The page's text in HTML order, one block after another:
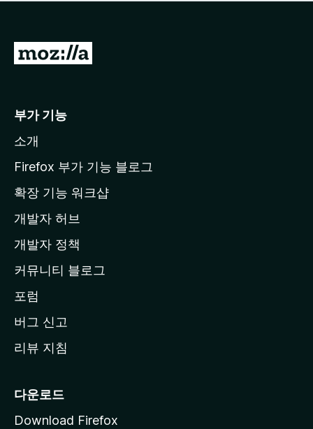
점
습
니
M
l
a
페
이
지
이
동
부가 기능
소개
Firefox 부가 기능 블로그
확장 기능 워크샵
개발자 허브
개발자 정책
커뮤니티 블로그
포럼
버그 신고
리뷰 지침
다운로드
Download Firefox